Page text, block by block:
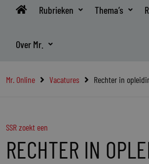
Rubrieken Thema’s
Over Mr.
Mr. Online Vacatures Rechter in
SSR zoekt een
RECHTER IN